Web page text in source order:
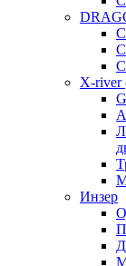
X-river
Инзер